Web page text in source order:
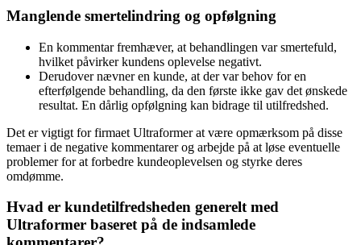
Manglende smertelindring og opfølgning
En kommentar fremhæver, at behandlingen var smertefuld,
hvilket påvirker kundens oplevelse negativt.
Derudover nævner en kunde, at der var behov for en
efterfølgende behandling, da den første ikke gav det ønskede
resultat. En dårlig opfølgning kan bidrage til utilfredshed.
Det er vigtigt for firmaet Ultraformer at være opmærksom på disse
temaer i de negative kommentarer og arbejde på at løse eventuelle
problemer for at forbedre kundeoplevelsen og styrke deres
omdømme.
Hvad er kundetilfredsheden generelt med
Ultraformer baseret på de indsamlede